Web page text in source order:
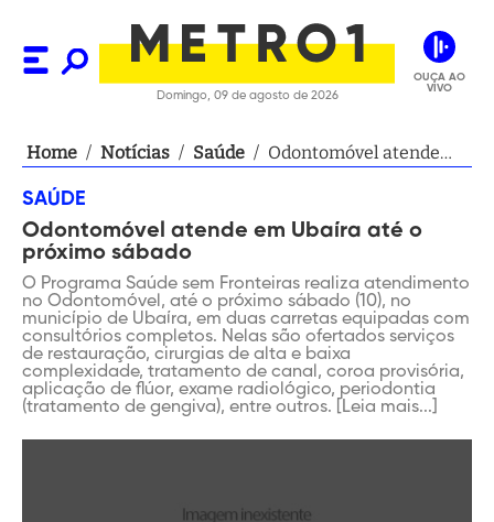
Domingo, 09 de agosto de 2026
OUÇA AO
VIVO
Home / Notícias / Saúde / Odontomóvel atende
SAÚDE
Odontomóvel atende em Ubaíra até o
próximo sábado
O Programa Saúde sem Fronteiras realiza atendimento
no Odontomóvel, até o próximo sábado (10), no
município de Ubaíra, em duas carretas equipadas com
consultórios completos. Nelas são ofertados serviços
de restauração, cirurgias de alta e baixa
complexidade, tratamento de canal, coroa provisória,
aplicação de flúor, exame radiológico, periodontia
(tratamento de gengiva), entre outros. [Leia mais...]